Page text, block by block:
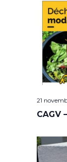
21
CAGV